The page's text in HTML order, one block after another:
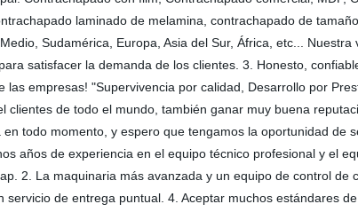
laminado de melamina, contrachapado de
Sudamérica, Europa, Asia del Sur, África, etc...
satisfacer la demanda de los clientes. 3. Honesto,
empresas! "Supervivencia por calidad, Desarrollo por
de todo el mundo, también ganar muy buena
todo momento, y espero que tengamos la oportunidad de
años de experiencia en el equipo técnico profesional y el
2. La maquinaria más avanzada y un equipo de control
de entrega puntual. 4. Aceptar muchos estándares